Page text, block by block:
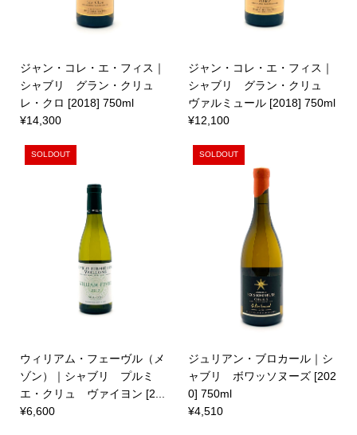
ジャン・コレ・エ・フィス｜
シャブリ グラン・クリュ
レ・クロ [2018] 750ml
¥14,300
ジャン・コレ・エ・フィス｜
シャブリ グラン・クリュ
ヴァルミュール [2018] 750ml
¥12,100
SOLDOUT
ウィリアム・フェーヴル（メ
ゾン）｜シャブリ プルミ
エ・クリュ ヴァイヨン [2...
¥6,600
SOLDOUT
ジュリアン・ブロカール｜シ
ャブリ ボワッソヌーズ [202
0] 750ml
¥4,510